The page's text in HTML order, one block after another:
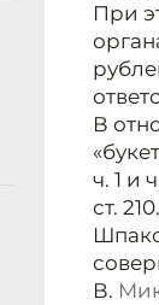
При
В
ч. 1 и
ст. 210.
В.